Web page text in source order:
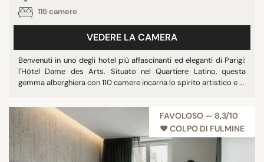
115 camere
VEDERE LA CAMERA
Benvenuti in uno degli hotel più affascinanti ed eleganti di Parigi:
l'Hôtel Dame des Arts. Situato nel Quartiere Latino, questa
gemma alberghiera con 110 camere incarna lo spirito artistico e ...
FAVOLOSO — 8,3/10
♥︎ COLPO DI FULMINE